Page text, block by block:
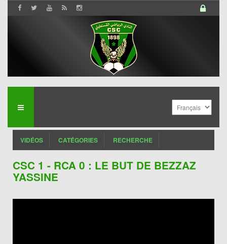
VIDÉOS CATÉGORIES RECHERCHE
CSC 1 - RCA 0 : LE BUT DE BEZZAZ
YASSINE